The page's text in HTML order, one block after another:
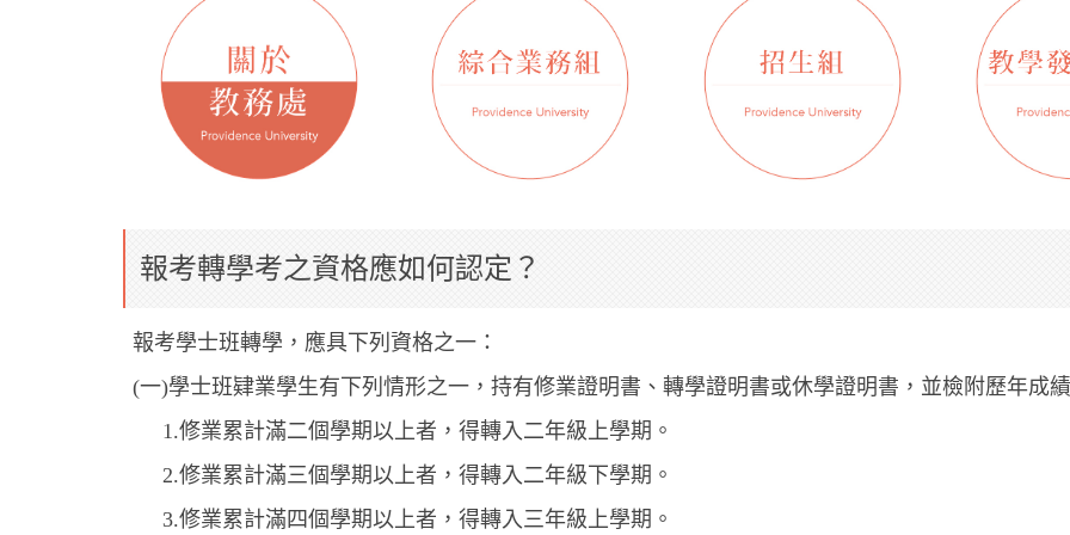
報考轉學考之資格應如何認定？
報考學士班轉學，應具下列資格之一：
(一)學士班肄業學生有下列情形之一，持有修業證明書、轉學證明書或休學證明書，並檢附歷年成
1.修業累計滿二個學期以上者，得轉入二年級上學期。
2.修業累計滿三個學期以上者，得轉入二年級下學期。
3.修業累計滿四個學期以上者，得轉入三年級上學期。